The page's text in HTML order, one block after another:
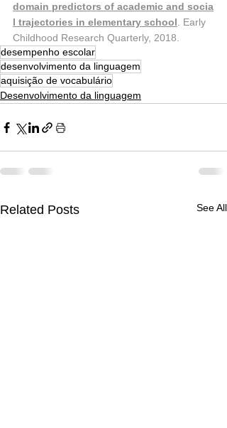
domain predictors of academic and socia
l trajectories in elementary school. Early
Childhood Research Quarterly, 2018.
desempenho escolar
desenvolvimento da linguagem
aquisição de vocabulário
Desenvolvimento da linguagem
Related Posts See All